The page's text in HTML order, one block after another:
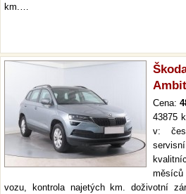
km.…
Cena:
43875
v:
vozu, kontrola najetých km. doživotní